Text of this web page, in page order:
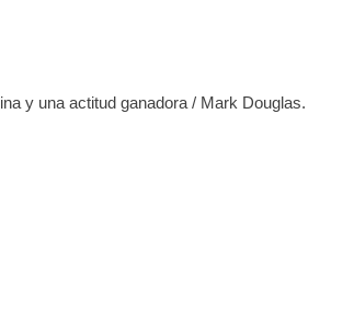
y una actitud ganadora / Mark Douglas.